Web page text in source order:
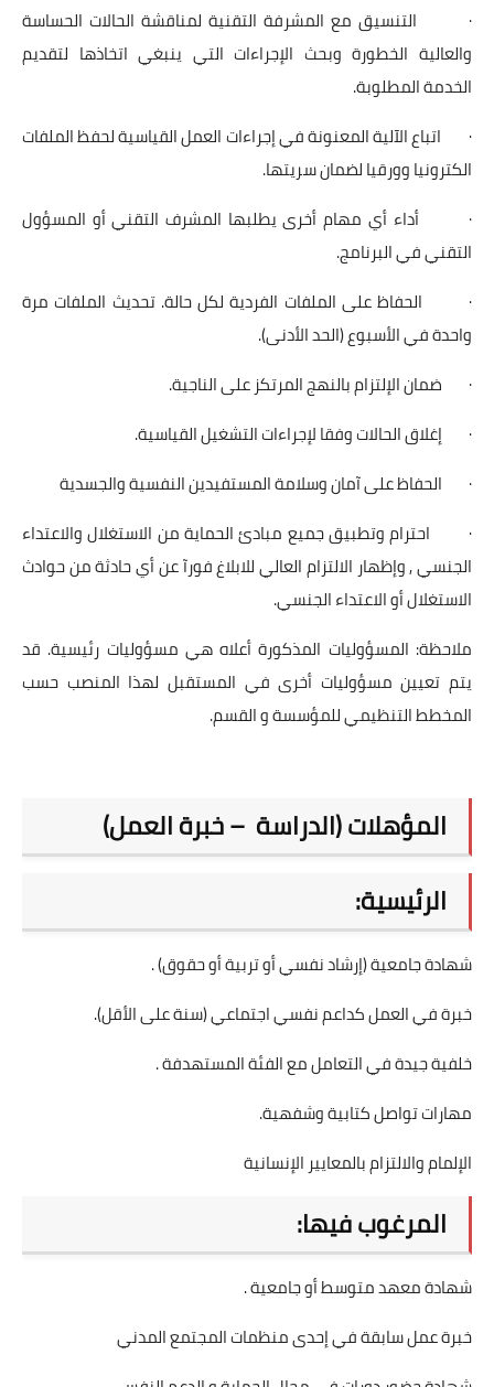
· التنسيق مع المشرفة التقنية لمناقشة الحالات الحساسة
والعالية الخطورة وبحث الإجراءات التي ينبغي اتخاذها لتقديم
الخدمة المطلوبة.
· اتباع الآلية المعنونة في إجراءات العمل القياسية لحفظ الملفات
الكترونيا وورقيا لضمان سريتها.
· أداء أي مهام أخرى يطلبها المشرف التقني أو المسؤول
التقني في البرنامج.
· الحفاظ على الملفات الفردية لكل حالة. تحديث الملفات مرة
واحدة في الأسبوع (الحد الأدنى).
· ضمان الإلتزام بالنهج المرتكز على الناجية.
· إغلاق الحالات وفقا لإجراءات التشغيل القياسية.
· الحفاظ على آمان وسلامة المستفيدين النفسية والجسدية
· احترام وتطبيق جميع مبادئ الحماية من الاستغلال والاعتداء
الجنسي , وإظهار الالتزام العالي للابلاغ فورآ عن أي حادثة من حوادث
الاستغلال أو الاعتداء الجنسي.
ملاحظة: المسؤوليات المذكورة أعلاه هي مسؤوليات رئيسية. قد
يتم تعيين مسؤوليات أخرى في المستقبل لهذا المنصب حسب
المخطط التنظيمي للمؤسسة و القسم.
المؤهلات (الدراسة – خبرة العمل)
الرئيسية:
شهادة جامعية (إرشاد نفسي أو تربية أو حقوق) .
خبرة في العمل كداعم نفسي اجتماعي (سنة على الأقل).
خلفية جيدة في التعامل مع الفئة المستهدفة .
مهارات تواصل كتابية وشفهية.
الإلمام والالتزام بالمعايير الإنسانية
المرغوب فيها:
شهادة معهد متوسط أو جامعية .
خبرة عمل سابقة في إحدى منظمات المجتمع المدني